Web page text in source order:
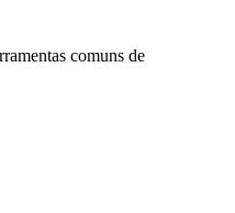
comuns de